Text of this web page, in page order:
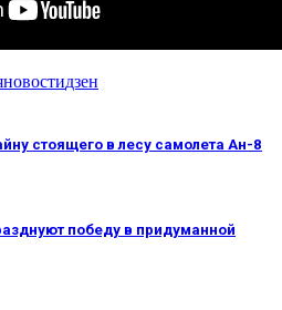
дзен
стоящего в лесу самолета Ан-8
победу в придуманной